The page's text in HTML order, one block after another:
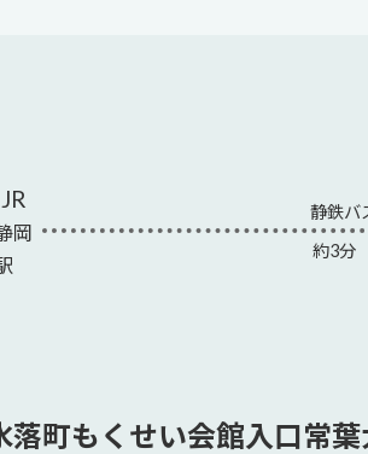
JR
岡
静鉄バ
約3分
落町もくせい会館入口常